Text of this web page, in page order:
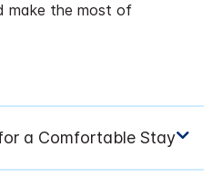
make the most of